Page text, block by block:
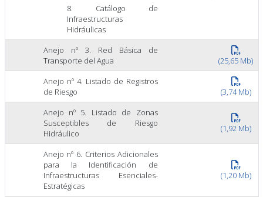
8. Catálogo de
Infraestructuras
Hidráulicas
Anejo nº 3. Red Básica de
Transporte del Agua
(25,65 Mb)
Anejo nº 4. Listado de Registros
de Riesgo
(3,74 Mb)
Anejo nº 5. Listado de Zonas
Susceptibles de Riesgo
Hidráulico
(1,92 Mb)
Anejo nº 6. Criterios Adicionales
para la Identificación de
Infraestructuras Esenciales-
Estratégicas
(1,20 Mb)